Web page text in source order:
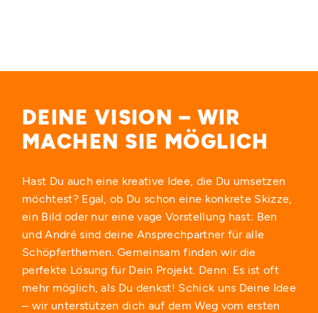
DEINE VISION – WIR
MACHEN SIE MÖGLICH
Hast Du auch eine kreative Idee, die Du umsetzen
möchtest? Egal, ob Du schon eine konkrete Skizze,
ein Bild oder nur eine vage Vorstellung hast: Ben
und André sind deine Ansprechpartner für alle
Schöpferthemen. Gemeinsam finden wir die
perfekte Lösung für Dein Projekt. Denn: Es ist oft
mehr möglich, als Du denkst! Schick uns Deine Idee
– wir unterstützen dich auf dem Weg vom ersten